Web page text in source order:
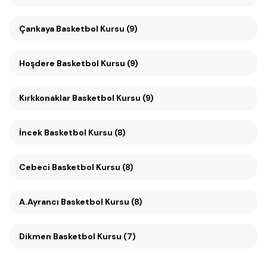
Çankaya Basketbol Kursu (9)
Hoşdere Basketbol Kursu (9)
Kırkkonaklar Basketbol Kursu (9)
İncek Basketbol Kursu (8)
Cebeci Basketbol Kursu (8)
A.Ayrancı Basketbol Kursu (8)
Dikmen Basketbol Kursu (7)